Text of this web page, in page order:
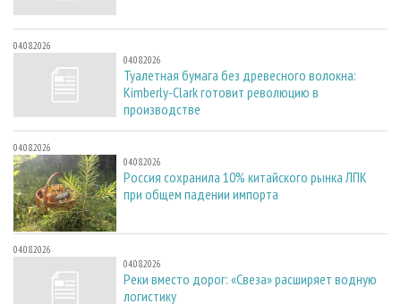
04.08.2026
04.08.2026
Туалетная бумага без древесного волокна:
Kimberly-Clark готовит революцию в
производстве
04.08.2026
04.08.2026
Россия сохранила 10% китайского рынка ЛПК
при общем падении импорта
04.08.2026
04.08.2026
Реки вместо дорог: «Свеза» расширяет водную
логистику